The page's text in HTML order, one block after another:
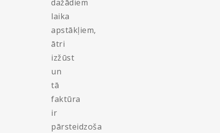
dažādiem
laika
apstākļiem,
ātri
izžūst
un
tā
faktūra
ir
pārsteidzoša